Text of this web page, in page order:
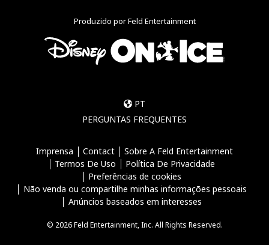
Produzido por Feld Entertainment
PT
PERGUNTAS FREQUENTES
Imprensa Contact
Sobre A Feld Entertainment
Termos De Uso
Política De Privacidade
Preferências de cookies
Não venda ou compartilhe minhas informações pessoais
Anúncios baseados em interesses
© 2026 Feld Entertainment, Inc. All Rights Reserved.